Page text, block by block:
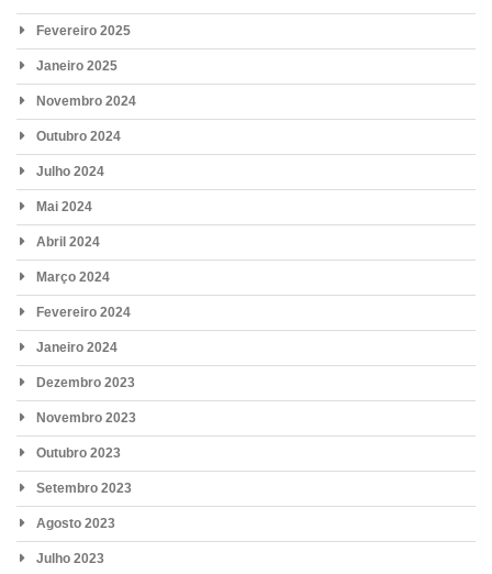
Fevereiro 2025
Janeiro 2025
Novembro 2024
Outubro 2024
Julho 2024
Mai 2024
Abril 2024
Março 2024
Fevereiro 2024
Janeiro 2024
Dezembro 2023
Novembro 2023
Outubro 2023
Setembro 2023
Agosto 2023
Julho 2023